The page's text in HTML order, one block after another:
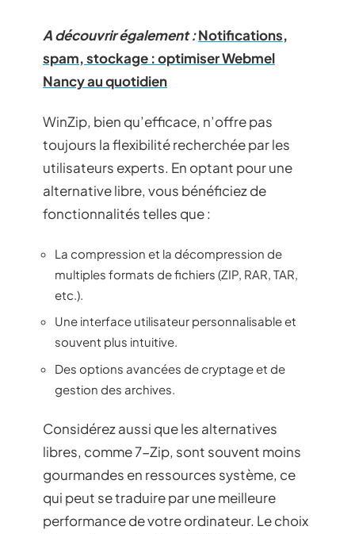
A découvrir également :Notifications,
spam, stockage : optimiser Webmel
Nancy au quotidien
WinZip, bien qu’efficace, n’offre pas
toujours la flexibilité recherchée par les
utilisateurs experts. En optant pour une
alternative libre, vous bénéficiez de
fonctionnalités telles que :
La compression et la décompression de
multiples formats de fichiers (ZIP, RAR, TAR,
etc.).
Une interface utilisateur personnalisable et
souvent plus intuitive.
Des options avancées de cryptage et de
gestion des archives.
Considérez aussi que les alternatives
libres, comme 7-Zip, sont souvent moins
gourmandes en ressources système, ce
qui peut se traduire par une meilleure
performance de votre ordinateur. Le choix